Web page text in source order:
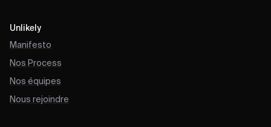
Unlikely
Manifesto
Nos Process
Nos équipes
Nous rejoindre